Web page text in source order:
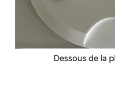
Dessous de la